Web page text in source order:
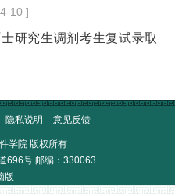
10 ]
研究生调剂考生复试录取
隐私说明 意见反馈
学院 版权所有
696号 邮编：330063
版